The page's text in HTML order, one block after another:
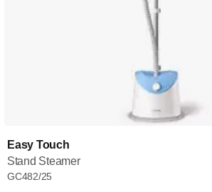
Easy Touch
Stand Steamer
GC482/25